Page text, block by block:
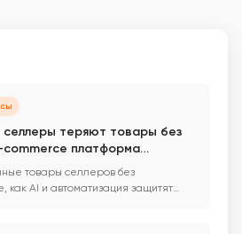
селлеры теряют товары без
платформа
имени
товары селлеров без
как AI и автоматизация защитят